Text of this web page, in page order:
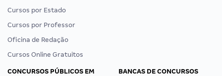
Cursos por Estado
Cursos por Professor
Oficina de Redação
Cursos Online Gratuitos
CONCURSOS PÚBLICOS EM
BANCAS DE CONCURSOS